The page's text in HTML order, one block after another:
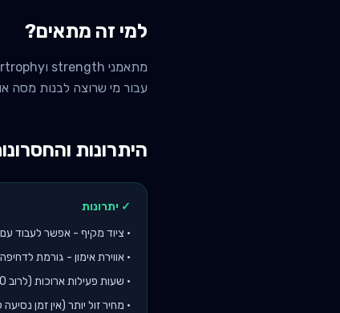
למי זה מתאים?
עבור מי שרוצה לבנות מסה
היתרונות
✓ יתרונות
• ציוד מקיף - אפשר לעבוד
• אווירת אימון - גורמת
• שעות פעילות ארוכות (לרוב 6:00-23:00)
• מחיר זול יותר (אין זמן